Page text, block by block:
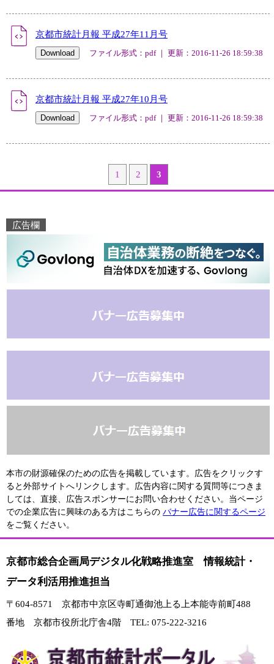
京都市統計月報 平成27年11月号
ファイル形式：pdf ｜ 更新：2016-11-26 18:59:38
京都市統計月報 平成27年10月号
ファイル形式：pdf ｜ 更新：2016-11-26 18:59:38
1 2 3
広告欄
本市の財源確保のための広告を掲載しています。広告をクリックす
ると外部サイトへリンクします。広告内容に関する質問等につきま
しては、直接、広告スポンサーにお問い合わせください。当ページ
での企業広告に興味のある方はこちらの バナー広告に関するページ
をご覧ください。
京都市総合企画局デジタル化戦略推進室 情報統計・
データ利活用推進担当
〒604-8571 京都市中京区寺町通御池上る上本能寺前町488
番地 京都市役所北庁舎4階 TEL: 075-222-3216